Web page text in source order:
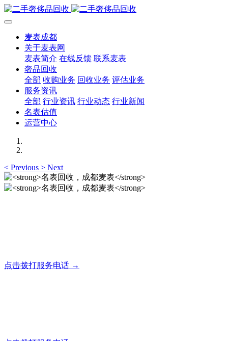
麦表成都
关于麦表网
麦表简介 在线反馈 联系麦表
奢品回收
全部 收购业务 回收业务 评估业务
服务资讯
全部 行业资讯 行业动态 行业新闻
名表估值
运营中心
< Previous > Next
点击拨打服务电话 →